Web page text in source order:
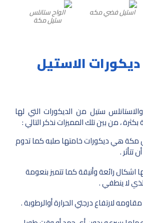
استيل فضي مكه الواح ستانلس
ستيل مكة
ديكورات الاستيل
ستيل من الديكورات التي لها
، من بين تلك المميزات نذكر التالي :
مكة هي ديكورات خامتها صلبه كما تدوم
تتأثر .
اشكال رائعة وأنيقة كما تتميز بنعومة
لا ينطفي .
لارتفاع درجتي الحرارة أوالرطوبة .